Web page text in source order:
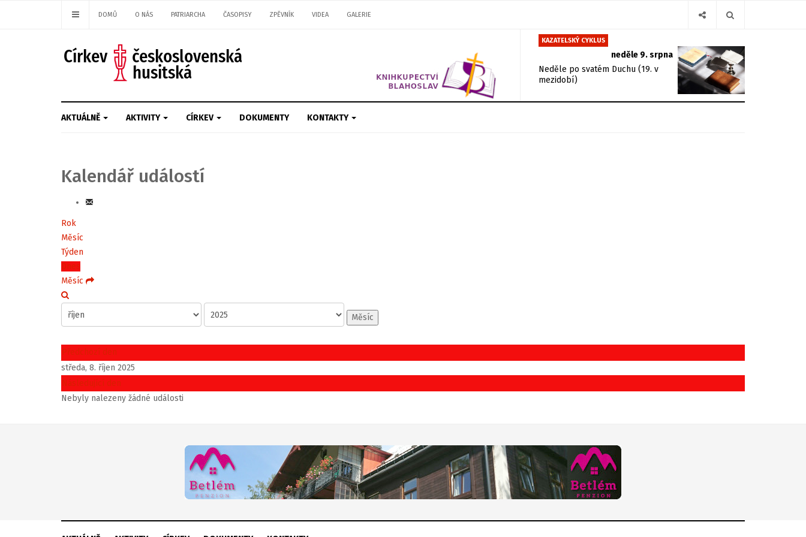
DOMŮ O NÁS PATRIARCHA ČASOPISY ZPĚVNÍK VIDEA GALERIE
KAZATELSKÝ CYKLUS
neděle 9. srpna
Neděle po svatém Duchu (19. v
mezidobí)
AKTUÁLNĚ AKTIVITY CÍRKEV DOKUMENTY KONTAKTY
Kalendář událostí
Rok
Měsíc
Týden
Dnes
Měsíc
Měsíc
Předchozí den
středa, 8. říjen 2025
Následující den
Nebyly nalezeny žádné události